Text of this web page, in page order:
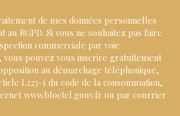
de mes données personnelles
au RGPD. Si vous ne souhaitez pas faire
commerciale par voie
vous pouvez vous inscrire gratuitement
au démarchage téléphonique,
L223-1 du code de la consommation,
www.bloctel.gouv.fr ou par courrier